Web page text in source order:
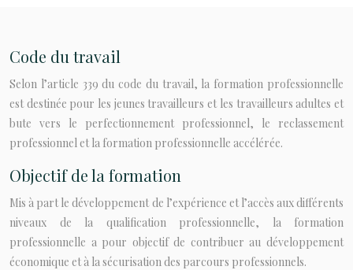
Code du travail
Selon l’article 339 du code du travail, la formation professionnelle
est destinée pour les jeunes travailleurs et les travailleurs adultes et
bute vers le perfectionnement professionnel, le reclassement
professionnel et la formation professionnelle accélérée.
Objectif de la formation
Mis à part le développement de l’expérience et l’accès aux différents
niveaux de la qualification professionnelle, la formation
professionnelle a pour objectif de contribuer au développement
économique et à la sécurisation des parcours professionnels.